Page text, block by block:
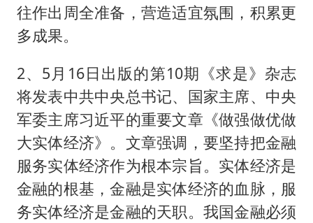
往作出周全准备，营造适宜氛围，积累更
多成果。
2、5月16日出版的第10期《求是》杂志
将发表中共中央总书记、国家主席、中央
军委主席习近平的重要文章《做强做优做
大实体经济》。文章强调，要坚持把金融
服务实体经济作为根本宗旨。实体经济是
金融的根基，金融是实体经济的血脉，服
务实体经济是金融的天职。我国金融必须